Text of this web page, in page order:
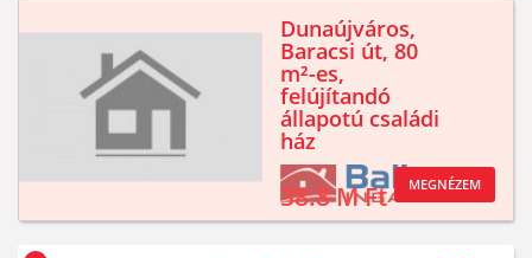
Dunaújváros,
Baracsi út, 80
m²-es,
felújítandó
állapotú családi
ház
38.8 M Ft MEGNÉZEM